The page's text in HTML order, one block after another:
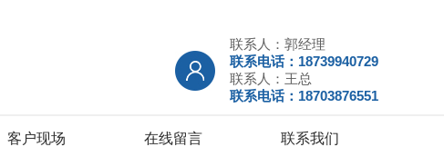
联系人：郭经理
联系电话：18739940729
联系人：王总
联系电话：18703876551
客户现场 在线留言 联系我们